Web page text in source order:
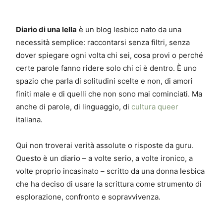
Diario di una lella è un blog lesbico nato da una
necessità semplice: raccontarsi senza filtri, senza
dover spiegare ogni volta chi sei, cosa provi o perché
certe parole fanno ridere solo chi ci è dentro. È uno
spazio che parla di solitudini scelte e non, di amori
finiti male e di quelli che non sono mai cominciati. Ma
anche di parole, di linguaggio, di cultura queer
italiana.
Qui non troverai verità assolute o risposte da guru.
Questo è un diario – a volte serio, a volte ironico, a
volte proprio incasinato – scritto da una donna lesbica
che ha deciso di usare la scrittura come strumento di
esplorazione, confronto e sopravvivenza.